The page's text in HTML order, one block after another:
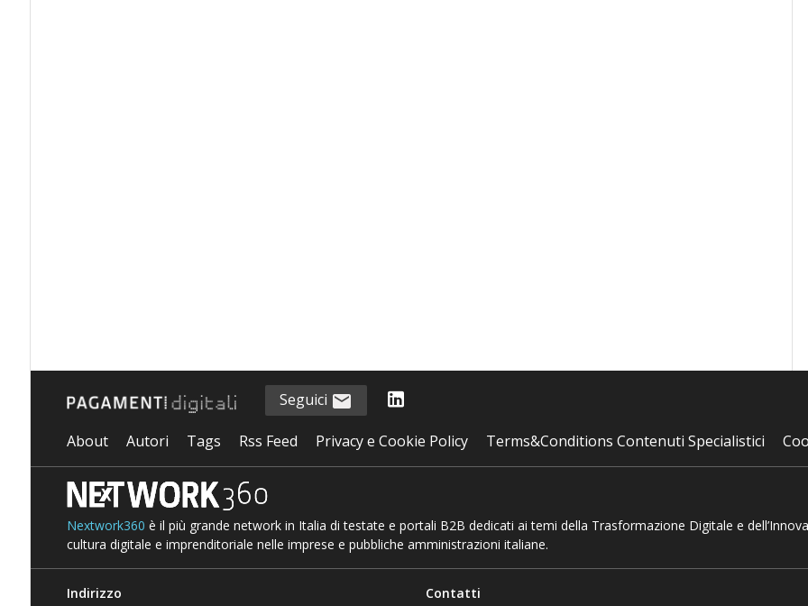
Seguici
About Autori Tags Rss Feed Privacy e Cookie Policy Terms&Conditions Contenuti Specialistici
Nextwork360 è il più grande network in Italia di testate e portali B2B dedicati ai temi della Trasformazione Digitale e
cultura digitale e imprenditoriale nelle imprese e pubbliche amministrazioni italiane.
Indirizzo Contatti